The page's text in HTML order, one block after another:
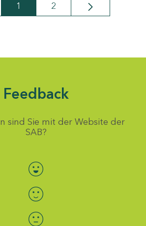
Seite
1 Seite
2
Feedback
sind Sie mit der Website der
SAB?
Bewertung auswählen